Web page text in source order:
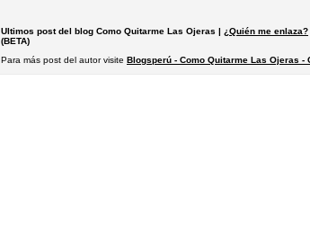
Ultimos post del blog Como Quitarme Las Ojeras | ¿Quién me enlaza?
(BETA)
Para más post del autor visite Blogsperú - Como Quitarme Las Ojeras -